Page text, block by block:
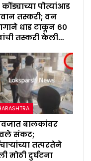
पोत्यांआड
तस्करी; वन
धाड टाकून ६०
तस्करी केली…
बालकांवर
संकट;
तत्परतेने
मोठी दुर्घटना